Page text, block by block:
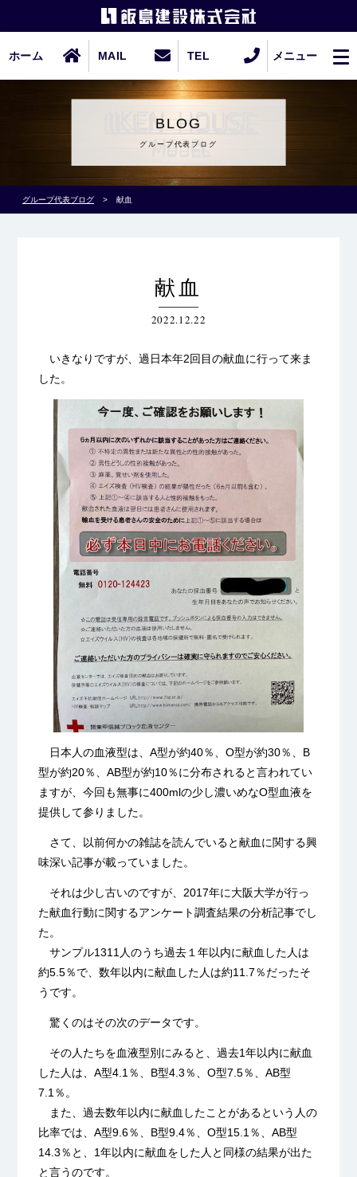
ホーム MAIL TEL メニュー
BLOG
グループ代表ブログ
グループ代表ブログ > 献血
献血
2022.12.22
いきなりですが、過日本年2回目の献血に行って来ま
した。
日本人の血液型は、A型が約40％、O型が約30％、B
型が約20％、AB型が約10％に分布されると言われてい
ますが、今回も無事に400mlの少し濃いめなO型血液を
提供して参りました。
さて、以前何かの雑誌を読んでいると献血に関する興
味深い記事が載っていました。
それは少し古いのですが、2017年に大阪大学が行っ
た献血行動に関するアンケート調査結果の分析記事でし
た。
サンプル1311人のうち過去１年以内に献血した人は
約5.5％で、数年以内に献血した人は約11.7％だったそ
うです。
驚くのはその次のデータです。
その人たちを血液型別にみると、過去1年以内に献血
した人は、A型4.1％、B型4.3％、O型7.5％、AB型
7.1％。
また、過去数年以内に献血したことがあるという人の
比率では、A型9.6％、B型9.4％、O型15.1％、AB型
14.3％と、1年以内に献血をした人と同様の結果が出た
と言うのです。